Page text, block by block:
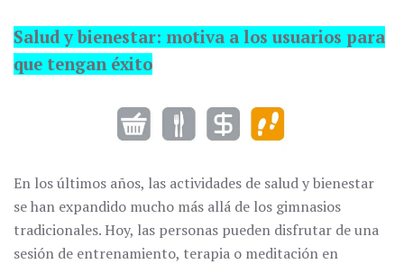
Salud y bienestar: motiva a los usuarios para
que tengan éxito
En los últimos años, las actividades de salud y bienestar
se han expandido mucho más allá de los gimnasios
tradicionales. Hoy, las personas pueden disfrutar de una
sesión de entrenamiento, terapia o meditación en